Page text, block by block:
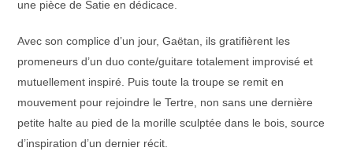
une pièce de Satie en dédicace.
Avec son complice d’un jour, Gaëtan, ils gratifièrent les
promeneurs d’un duo conte/guitare totalement improvisé et
mutuellement inspiré. Puis toute la troupe se remit en
mouvement pour rejoindre le Tertre, non sans une dernière
petite halte au pied de la morille sculptée dans le bois, source
d’inspiration d’un dernier récit.